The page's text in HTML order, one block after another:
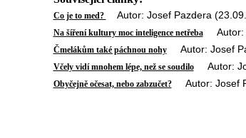
Co je to med? Autor: Josef Pazdera
Na šíření kultury moc inteligence netřebaAutor:
Čmelákům také páchnou nohyAutor: Josef
Včely vidí mnohem lépe, než se soudiloAutor:
Obyčejně očesat, nebo zabzučet?Autor: Josef